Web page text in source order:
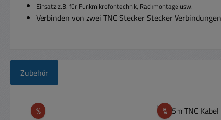
Einsatz z.B. für Funkmikrofontechnik, Rackmontage usw.
Verbinden von zwei TNC Stecker Stecker Verbindungen
Zubehör
Produktgalerie überspringen
%Rabatt %Rabatt